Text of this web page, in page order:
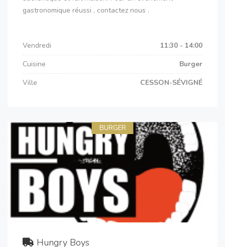
gastronomique réussi , contactez nous .
Vendredi
11:30 - 14:00
Cuisine
Burger
Ville
CESSON-SÉVIGNÉ
BURGER
Hungry Boys